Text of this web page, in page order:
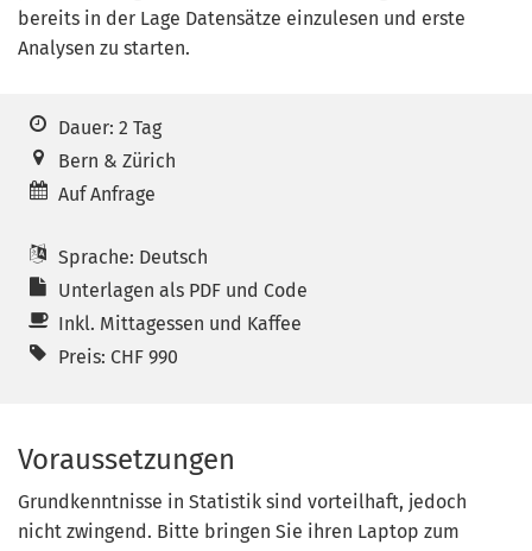
bereits in der Lage Datensätze einzulesen und erste
Analysen zu starten.
Dauer: 2 Tag
Bern & Zürich
Auf Anfrage
Sprache: Deutsch
Unterlagen als PDF und Code
Inkl. Mittagessen und Kaffee
Preis: CHF 990
Voraussetzungen
Grundkenntnisse in Statistik sind vorteilhaft, jedoch
nicht zwingend. Bitte bringen Sie ihren Laptop zum